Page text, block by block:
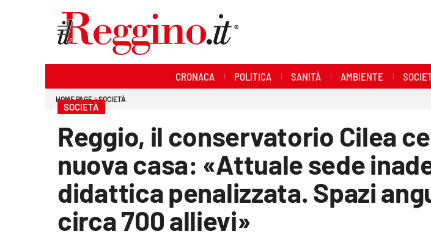
CRONACA POLITICA SANITÀ AMBIENTE
HOME PAGE SOCIETÀ
SOCIETÀ
Reggio, il conservatorio Cilea
nuova casa: «Attuale sede
didattica penalizzata. Spazi
circa 700 allievi»